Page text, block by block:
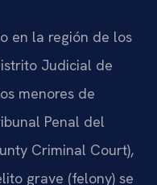
en la región de los
Judicial de
menores de
Penal del
Criminal Court),
grave (felony) se